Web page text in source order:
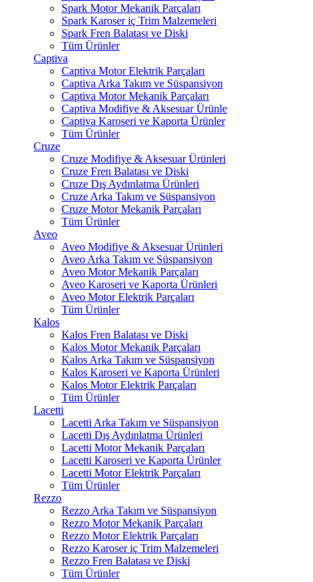
Spark Motor Mekanik Parçaları
Spark Karoser iç Trim Malzemeleri
Spark Fren Balatası ve Diski
Tüm Ürünler
Captiva
Captiva Motor Elektrik Parçaları
Captiva Arka Takım ve Süspansiyon
Captiva Motor Mekanik Parçaları
Captiva Modifiye & Aksesuar Ürünle
Captiva Karoseri ve Kaporta Ürünler
Tüm Ürünler
Cruze
Cruze Modifiye & Aksesuar Ürünleri
Cruze Fren Balatası ve Diski
Cruze Dış Aydınlatma Ürünleri
Cruze Arka Takım ve Süspansiyon
Cruze Motor Mekanik Parçaları
Tüm Ürünler
Aveo
Aveo Modifiye & Aksesuar Ürünleri
Aveo Arka Takım ve Süspansiyon
Aveo Motor Mekanik Parçaları
Aveo Karoseri ve Kaporta Ürünleri
Aveo Motor Elektrik Parçaları
Tüm Ürünler
Kalos
Kalos Fren Balatası ve Diski
Kalos Motor Mekanik Parçaları
Kalos Arka Takım ve Süspansiyon
Kalos Karoseri ve Kaporta Ürünleri
Kalos Motor Elektrik Parçaları
Tüm Ürünler
Lacetti
Lacetti Arka Takım ve Süspansiyon
Lacetti Dış Aydınlatma Ürünleri
Lacetti Motor Mekanik Parçaları
Lacetti Karoseri ve Kaporta Ürünler
Lacetti Motor Elektrik Parçaları
Tüm Ürünler
Rezzo
Rezzo Arka Takım ve Süspansiyon
Rezzo Motor Mekanik Parçaları
Rezzo Motor Elektrik Parçaları
Rezzo Karoser iç Trim Malzemeleri
Rezzo Fren Balatası ve Diski
Tüm Ürünler